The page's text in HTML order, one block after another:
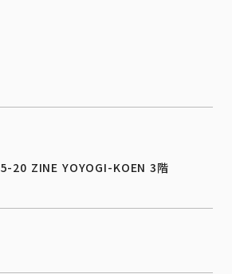
20 ZINE YOYOGI-KOEN 3階